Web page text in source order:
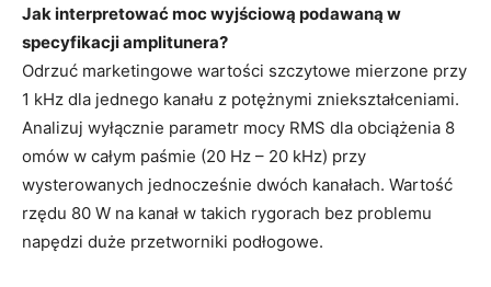
Jak interpretować moc wyjściową podawaną w
specyfikacji amplitunera?
Odrzuć marketingowe wartości szczytowe mierzone przy
1 kHz dla jednego kanału z potężnymi zniekształceniami.
Analizuj wyłącznie parametr mocy RMS dla obciążenia 8
omów w całym paśmie (20 Hz – 20 kHz) przy
wysterowanych jednocześnie dwóch kanałach. Wartość
rzędu 80 W na kanał w takich rygorach bez problemu
napędzi duże przetworniki podłogowe.